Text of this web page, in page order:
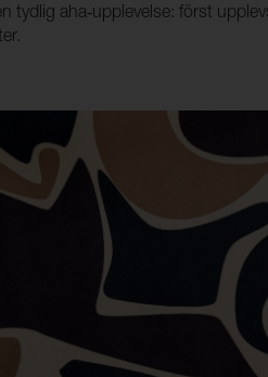
tydlig aha‑upplevelse: först